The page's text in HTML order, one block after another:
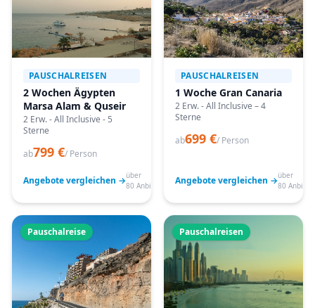
PAUSCHALREISEN
2 Wochen Ägypten
Marsa Alam & Quseir
2 Erw. - All Inclusive - 5
Sterne
ab799 €/ Person
Angebote vergleichen →über
80 Anbieter
PAUSCHALREISEN
1 Woche Gran Canaria
2 Erw. - All Inclusive – 4
Sterne
ab699 €/ Person
Angebote vergleichen →über
80
Pauschalreise Pauschalreisen